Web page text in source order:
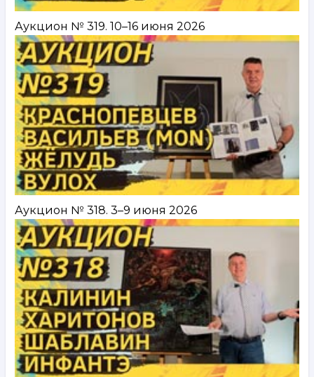
Аукцион № 319. 10–16 июня 2026
Аукцион № 318. 3–9 июня 2026